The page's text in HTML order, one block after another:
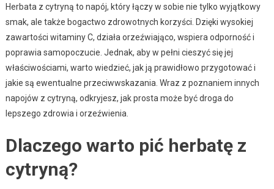
Herbata z cytryną to napój, który łączy w sobie nie tylko wyjątkowy
smak, ale także bogactwo zdrowotnych korzyści. Dzięki wysokiej
zawartości witaminy C, działa orzeźwiająco, wspiera odporność i
poprawia samopoczucie. Jednak, aby w pełni cieszyć się jej
właściwościami, warto wiedzieć, jak ją prawidłowo przygotować i
jakie są ewentualne przeciwwskazania. Wraz z poznaniem innych
napojów z cytryną, odkryjesz, jak prosta może być droga do
lepszego zdrowia i orzeźwienia.
Dlaczego warto pić herbatę z
cytryną?